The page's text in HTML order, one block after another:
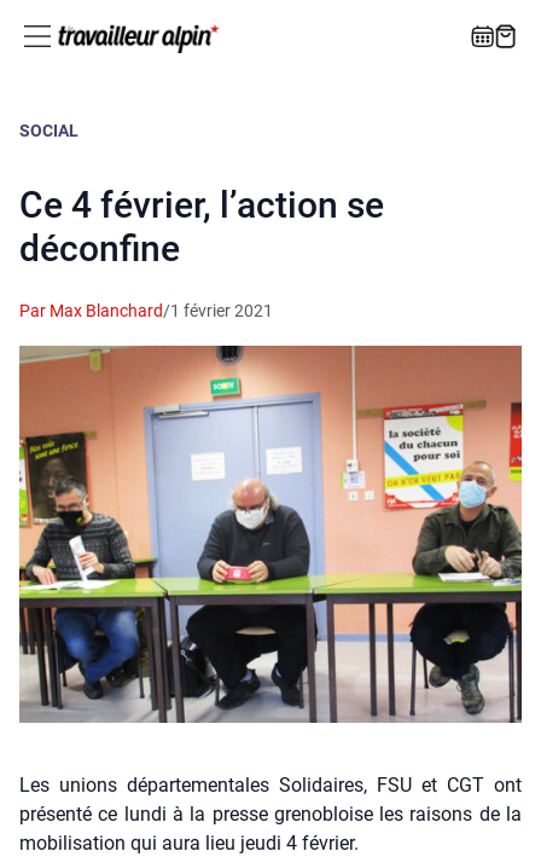
SOCIAL
Ce 4 février, l’action se
déconfine
Par Max Blanchard/1 février 2021
Les unions départementales Solidaires, FSU et CGT ont
présenté ce lundi à la presse grenobloise les raisons de la
mobilisation qui aura lieu jeudi 4 février.